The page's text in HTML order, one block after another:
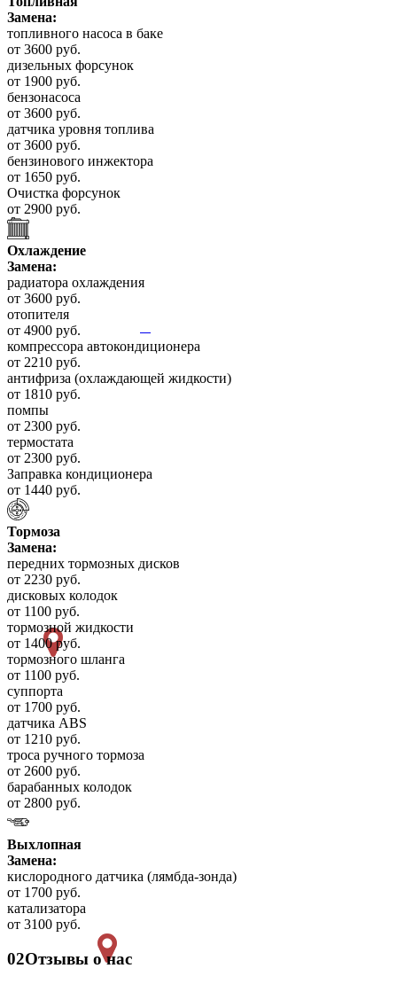
Замена:
топливного насоса в баке
от 3600 руб.
дизельных форсунок
от 1900 руб.
бензонасоса
от 3600 руб.
датчика уровня топлива
от 3600 руб.
бензинового инжектора
от 1650 руб.
Очистка форсунок
от 2900 руб.
Охлаждение
Замена:
радиатора охлаждения
от 3600 руб.
отопителя
от 4900 руб.
компрессора автокондиционера
от 2210 руб.
антифриза (охлаждающей жидкости)
от 1810 руб.
помпы
от 2300 руб.
термостата
от 2300 руб.
Заправка кондиционера
от 1440 руб.
Тормоза
Замена:
передних тормозных дисков
от 2230 руб.
дисковых колодок
от 1100 руб.
тормозной жидкости
от 1400 руб.
тормозного шланга
от 1100 руб.
суппорта
от 1700 руб.
датчика ABS
от 1210 руб.
троса ручного тормоза
от 2600 руб.
барабанных колодок
от 2800 руб.
Выхлопная
Замена:
кислородного датчика (лямбда-зонда)
от 1700 руб.
катализатора
от 3100 руб.
02Отзывы о нас